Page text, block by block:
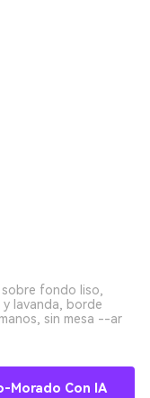
fondo liso,
lavanda, borde
sin mesa --ar
Morado Con IA